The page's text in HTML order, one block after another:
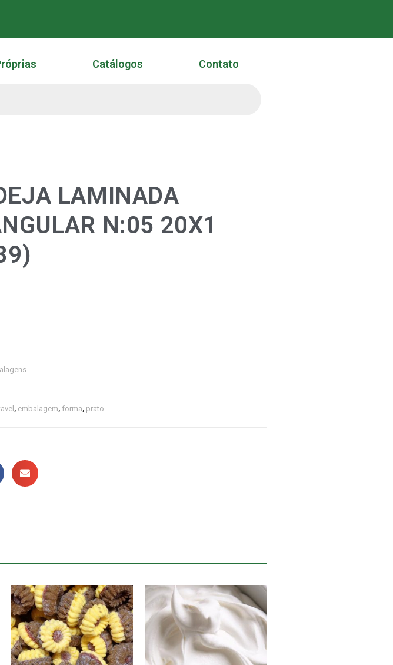
Catálogos Contato
LAMINADA
N:05 20X1
, embalagem, forma, prato